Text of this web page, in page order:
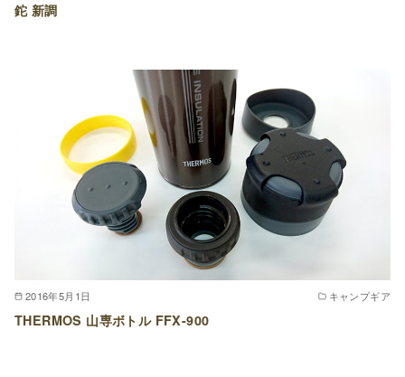
鉈 新調
2016年5月1日 キャンプギア
THERMOS 山専ボトル FFX-900